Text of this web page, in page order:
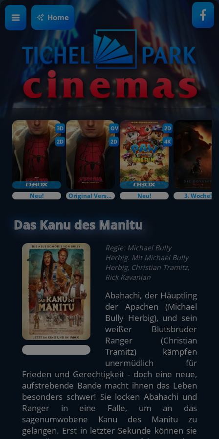
Home
3D
2D
Neu!
OV
2D
Original Versions
2D
4K
Neu! 3. Woche!
Das Kanu des Manitu
Regie: Michael Bully
Herbig. Mit Michael Bully
Herbig, Christian Tramitz,
Rick Kavanian
Abahachi, der Häuptling
der Apachen (Michael
Bully Herbig), und sein
weißer Blutsbruder
Ranger (Christian
Tramitz) kämpfen
unermüdlich für
Frieden und Gerechtigkeit - doch eine neue,
aufstrebende Bande macht ihnen das Leben
besonders schwer! Sie locken Abahachi und
Ranger in eine Falle, um an das
sagenumwobene Kanu des Manitu zu
gelangen. Erst in letzter Sekunde können sie